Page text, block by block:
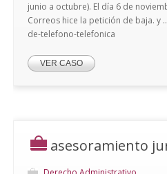
junio a octubre). El día 6 de
Correos hice la petición de baja. y
de-telefono-telefonica
VER CASO
asesoramiento